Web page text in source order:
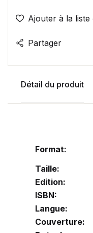
Ajouter à la liste
Partager
Détail du produit
Format:
Taille:
Edition:
ISBN:
Langue:
Couverture: